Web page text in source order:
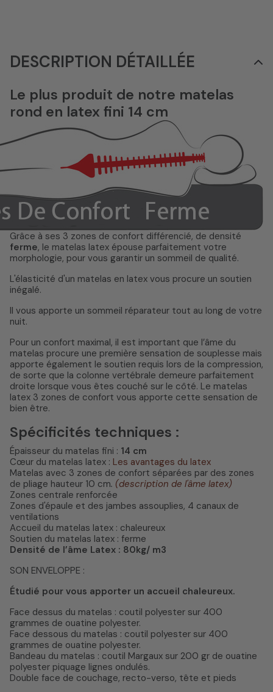
DESCRIPTION DÉTAILLÉE
Le plus produit de notre matelas
rond en latex fini 14 cm
Grâce à ses 3 zones de confort différencié, de densité
ferme, le matelas latex épouse parfaitement votre
morphologie, pour vous garantir un sommeil de qualité.
L'élasticité d'un matelas en latex vous procure un soutien
inégalé.
Il vous apporte un sommeil réparateur tout au long de votre
nuit.
Pour un confort maximal, il est important que l’âme du
matelas procure une première sensation de souplesse mais
apporte également le soutien requis lors de la compression,
de sorte que la colonne vertébrale demeure parfaitement
droite lorsque vous êtes couché sur le côté. Le matelas
latex 3 zones de confort vous apporte cette sensation de
bien être.
Spécificités techniques :
Épaisseur du matelas fini : 14 cm
Cœur du matelas latex : Les avantages du latex
Matelas avec 3 zones de confort séparées par des zones
de pliage hauteur 10 cm. (description de l'âme latex)
Zones centrale renforcée
Zones d'épaule et des jambes assouplies, 4 canaux de
ventilations
Accueil du matelas latex : chaleureux
Soutien du matelas latex : ferme
Densité de l’âme Latex : 80kg/ m3
SON ENVELOPPE :
Étudié pour vous apporter un accueil chaleureux.
Face dessus du matelas : coutil polyester sur 400
grammes de ouatine polyester.
Face dessous du matelas : coutil polyester sur 400
grammes de ouatine polyester.
Bandeau du matelas : coutil Margaux sur 200 gr de ouatine
polyester piquage lignes ondulés.
Double face de couchage, recto-verso, tête et pieds